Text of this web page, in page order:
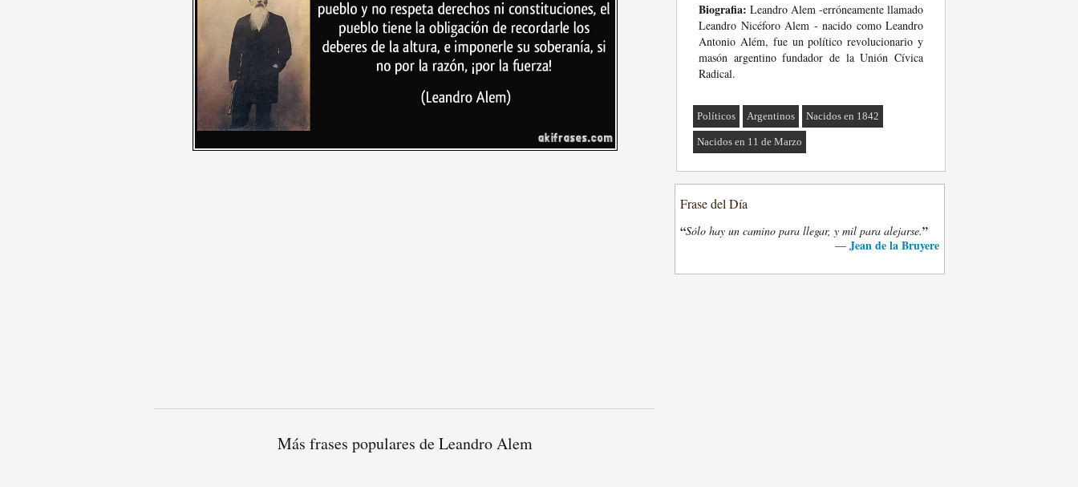
Más frases populares de Leandro Alem
Biografia: Leandro Alem -erróneamente llamado
Leandro Nicéforo Alem - nacido como Leandro
Antonio Além, fue un político revolucionario y
masón argentino fundador de la Unión Cívica
Radical.
Políticos Argentinos Nacidos en 1842
Nacidos en 11 de Marzo
Frase del Día
“Sólo hay un camino para llegar, y mil para alejarse.”
— Jean de la Bruyere